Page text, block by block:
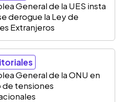
General de la UES insta
derogue la Ley de
Extranjeros
General de la ONU en
de tensiones